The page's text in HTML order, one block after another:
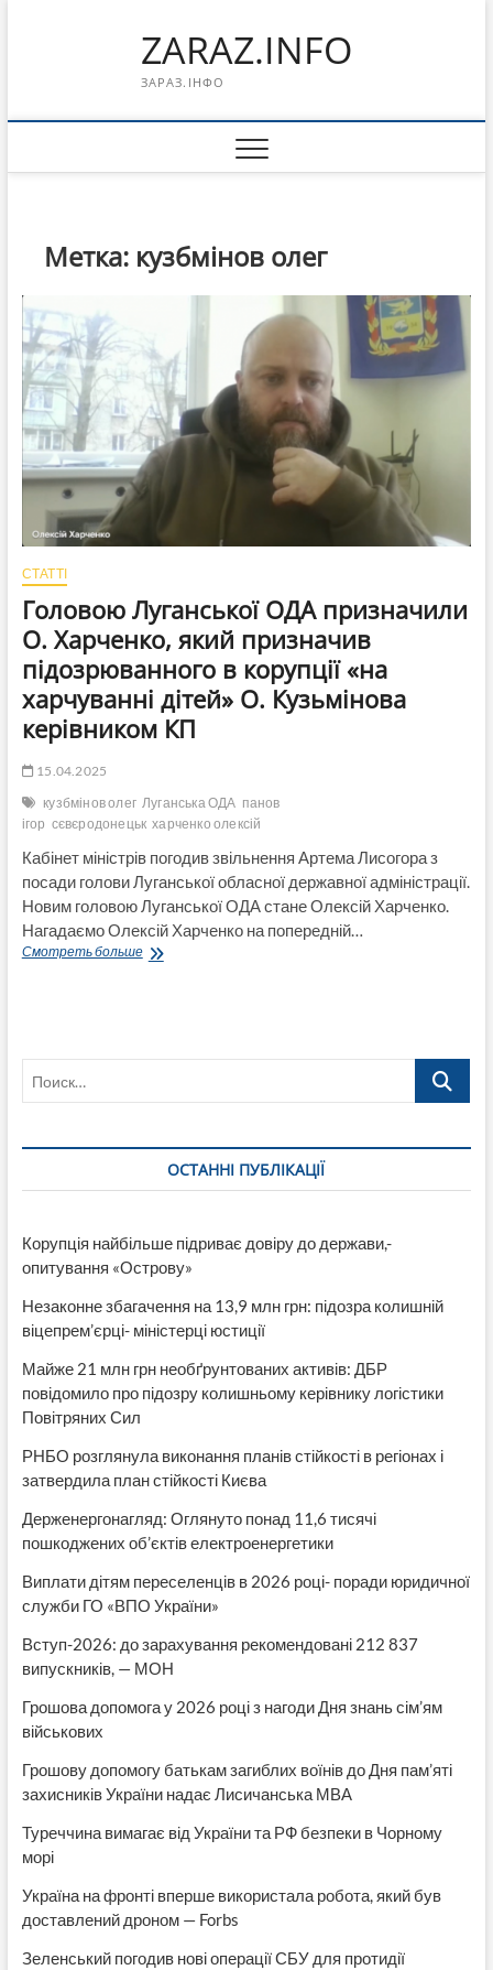
ZARAZ.INFO
ЗАРАЗ.ІНФО
Метка: кузбмінов олег
СТАТТІ
Головою Луганської ОДА призначили
О. Харченко, який призначив
підозрюванного в корупції «на
харчуванні дітей» О. Кузьмінова
керівником КП
15.04.2025
кузбмінов олег Луганська ОДА панов
ігор сєвєродонецьк харченко олексій
Кабінет міністрів погодив звільнення Артема Лисогора з
посади голови Луганської обласної державної адміністрації.
Новим головою Луганської ОДА стане Олексій Харченко.
Нагадаємо Олексій Харченко на попередній…
Смотреть большеГоловою
корупції
харчуванні
Кузьмінова
керівником
Поиск…
ОСТАННІ ПУБЛІКАЦІЇ
Корупція найбільше підриває довіру до держави,-
опитування «Острову»
Незаконне збагачення на 13,9 млн грн: підозра колишній
віцепрем’єрці- міністерці юстиції
Майже 21 млн грн необґрунтованих активів: ДБР
повідомило про підозру колишньому керівнику логістики
Повітряних Сил
РНБО розглянула виконання планів стійкості в регіонах і
затвердила план стійкості Києва
Держенергонагляд: Оглянуто понад 11,6 тисячі
пошкоджених об’єктів електроенергетики
Виплати дітям переселенців в 2026 році- поради юридичної
служби ГО «ВПО України»
Вступ-2026: до зарахування рекомендовані 212 837
випускників, — МОН
Грошова допомога у 2026 році з нагоди Дня знань сім’ям
військових
Грошову допомогу батькам загиблих воїнів до Дня пам’яті
захисників України надає Лисичанська МВА
Туреччина вимагає від України та РФ безпеки в Чорному
морі
Україна на фронті вперше використала робота, який був
доставлений дроном — Forbs
Зеленський погодив нові операції СБУ для протидії